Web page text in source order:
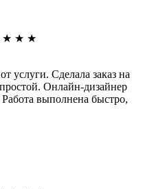
★ ★ ★
услуги. Сделала заказ на
Онлайн-дизайнер
выполнена быстро,